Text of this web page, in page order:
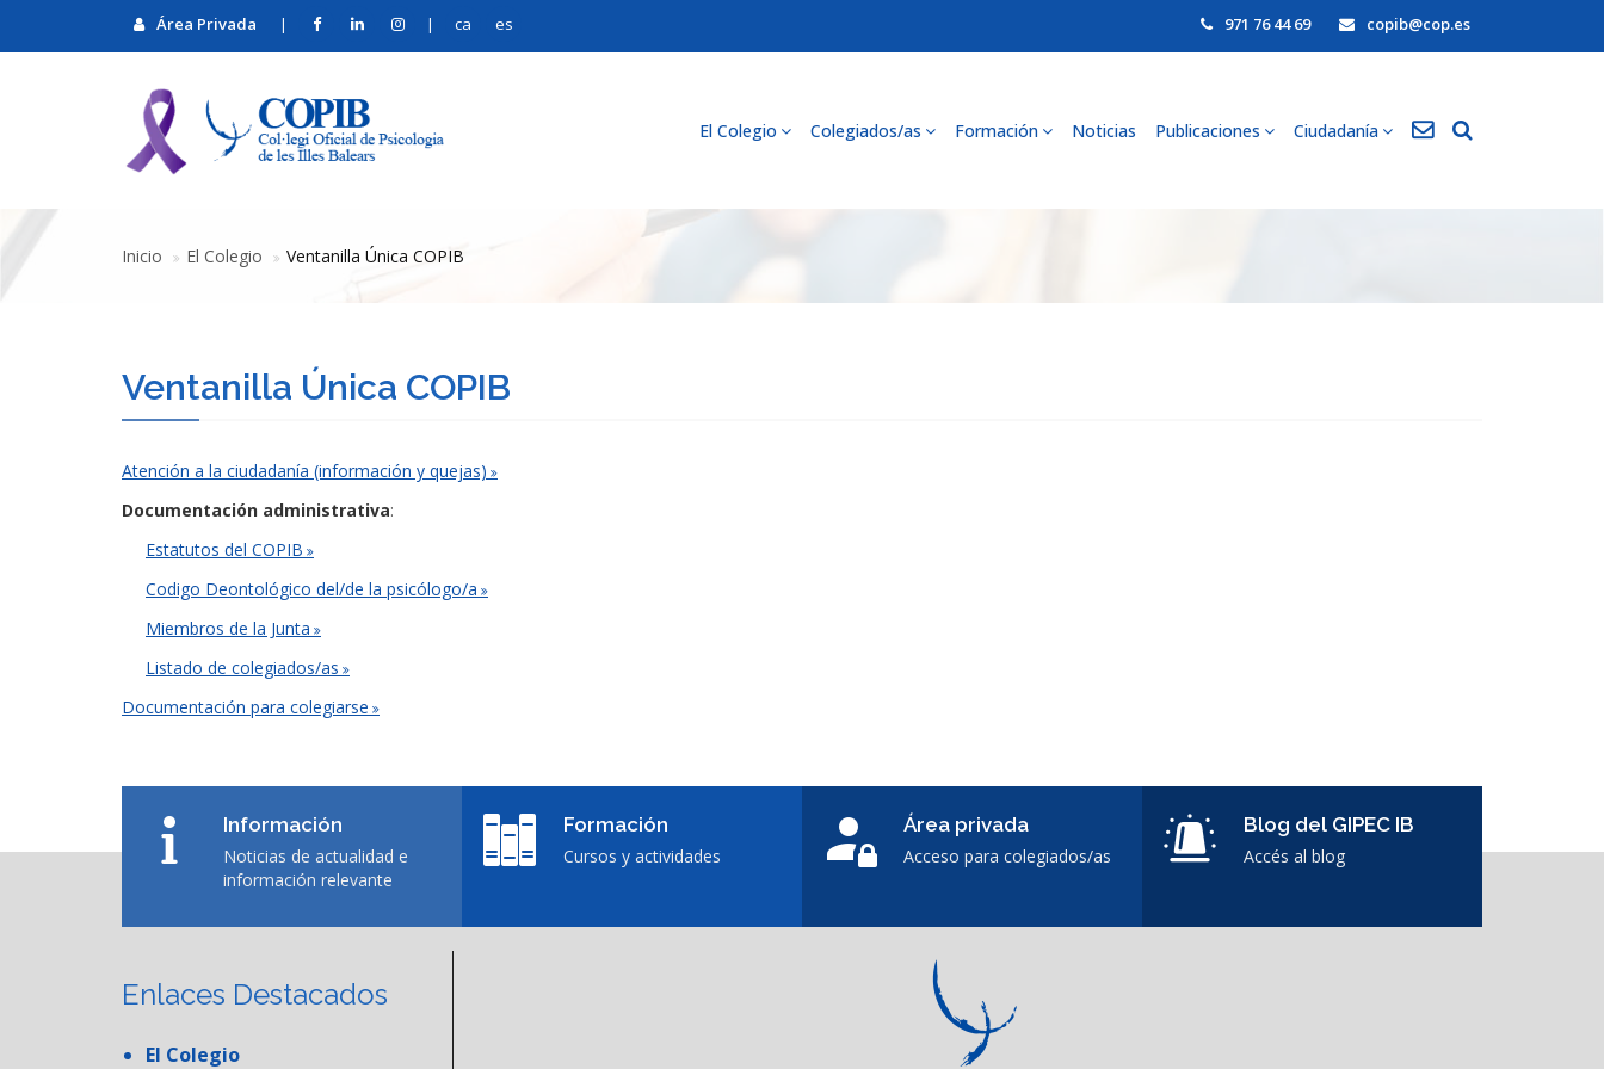
Área Privada | | ca es 971 76 44 69 copib@cop.es
El Colegio Colegiados/as Formación Noticias Publicaciones Ciudadanía
Inicio El Colegio Ventanilla Única COPIB
Ventanilla Única COPIB
Atención a la ciudadanía (información y quejas)
Documentación administrativa:
Estatutos del COPIB
Codigo Deontológico del/de la psicólogo/a
Miembros de la Junta
Listado de colegiados/as
Documentación para colegiarse
Información
Noticias de actualidad e
información relevante
Formación
Cursos y actividades
Área privada
Acceso para colegiados/as
Blog del GIPEC IB
Accés al blog
Enlaces Destacados
El Colegio